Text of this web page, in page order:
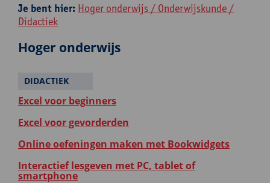
Je bent hier: Hoger onderwijs / Onderwijskunde /
Didactiek
Hoger onderwijs
DIDACTIEK
Excel voor beginners
Excel voor gevorderden
Online oefeningen maken met Bookwidgets
Interactief lesgeven met PC, tablet of
smartphone